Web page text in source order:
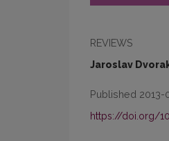
REVIEWS
Jaroslav
Published 2013-
https://doi.org/